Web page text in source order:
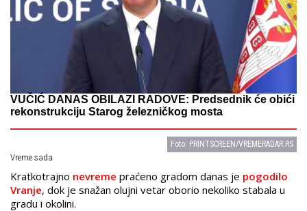
VUČIĆ DANAS OBILAZI RADOVE: Predsednik će obići
rekonstrukciju Starog železničkog mosta
Foto: PRINTSCREEN/VREMERADAR.RS
Vreme sada
Kratkotrajno nevreme praćeno gradom danas je pogodilo
Vranje, dok je snažan olujni vetar oborio nekoliko stabala u
gradu i okolini.